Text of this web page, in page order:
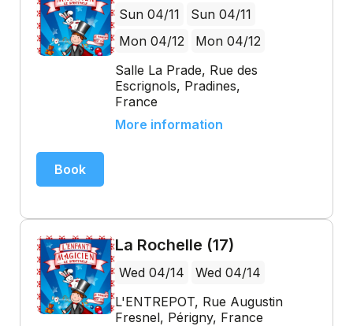
Sun 04/11
Sun 04/11
Mon 04/12
Mon 04/12
Salle La Prade, Rue des
Escrignols, Pradines,
France
More information
Book
La Rochelle (17)
Wed 04/14
Wed 04/14
L'ENTREPOT, Rue Augustin
Fresnel, Périgny, France